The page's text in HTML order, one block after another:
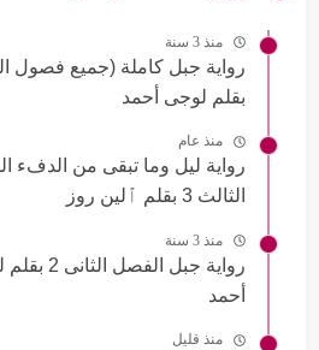
منذ 3 سنة
رواية جبل كاملة (جميع فصول
بقلم لوجى أحمد
منذ عام
رواية ليل وما تبقى من الدفء
الثالث 3 بقلم ٱلين روز
منذ 3 سنة
رواية جبل الفصل
أحمد
منذ قليل